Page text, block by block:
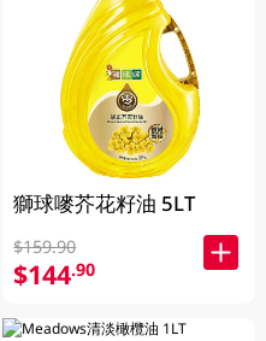
獅球嘜芥花籽油 5LT
$159.90
$144.90